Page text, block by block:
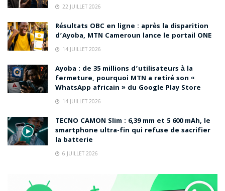
22 JUILLET 2026
Résultats OBC en ligne : après la disparition
d’Ayoba, MTN Cameroun lance le portail ONE
14 JUILLET 2026
Ayoba : de 35 millions d’utilisateurs à la
fermeture, pourquoi MTN a retiré son «
WhatsApp africain » du Google Play Store
14 JUILLET 2026
TECNO CAMON Slim : 6,39 mm et 5 600 mAh, le
smartphone ultra-fin qui refuse de sacrifier
la batterie
6 JUILLET 2026